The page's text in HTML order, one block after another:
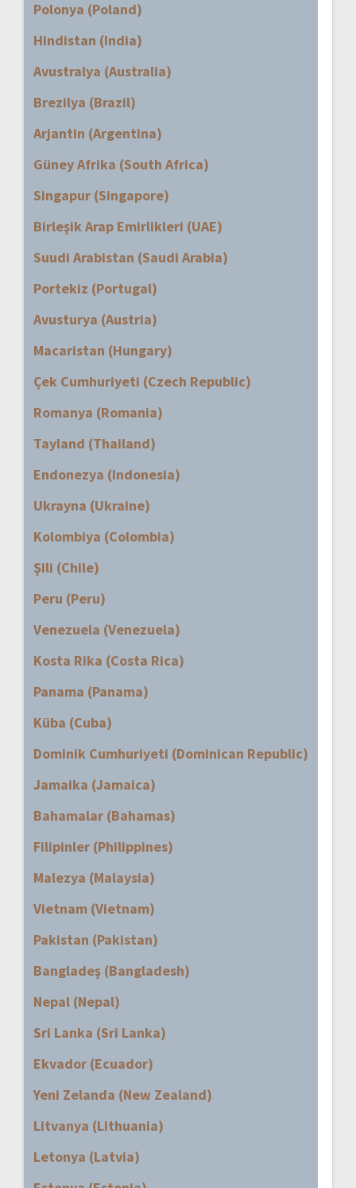
Polonya (Poland)
Hindistan (India)
Avustralya (Australia)
Brezilya (Brazil)
Arjantin (Argentina)
Güney Afrika (South Africa)
Singapur (Singapore)
Birleşik Arap Emirlikleri (UAE)
Suudi Arabistan (Saudi Arabia)
Portekiz (Portugal)
Avusturya (Austria)
Macaristan (Hungary)
Çek Cumhuriyeti (Czech Republic)
Romanya (Romania)
Tayland (Thailand)
Endonezya (Indonesia)
Ukrayna (Ukraine)
Kolombiya (Colombia)
Şili (Chile)
Peru (Peru)
Venezuela (Venezuela)
Kosta Rika (Costa Rica)
Panama (Panama)
Küba (Cuba)
Dominik Cumhuriyeti (Dominican Republic)
Jamaika (Jamaica)
Bahamalar (Bahamas)
Filipinler (Philippines)
Malezya (Malaysia)
Vietnam (Vietnam)
Pakistan (Pakistan)
Bangladeş (Bangladesh)
Nepal (Nepal)
Sri Lanka (Sri Lanka)
Ekvador (Ecuador)
Yeni Zelanda (New Zealand)
Litvanya (Lithuania)
Letonya (Latvia)